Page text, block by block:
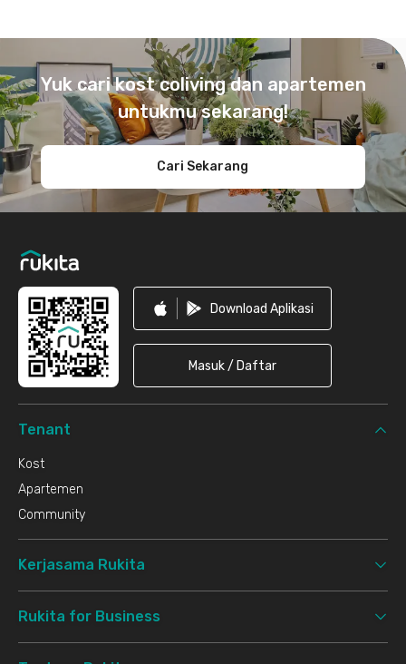
Yuk cari kost coliving dan apartemen
untukmu sekarang!
Cari Sekarang
Download Aplikasi
Masuk / Daftar
Tenant
Kost
Apartemen
Community
Kerjasama Rukita
Rukita for Business